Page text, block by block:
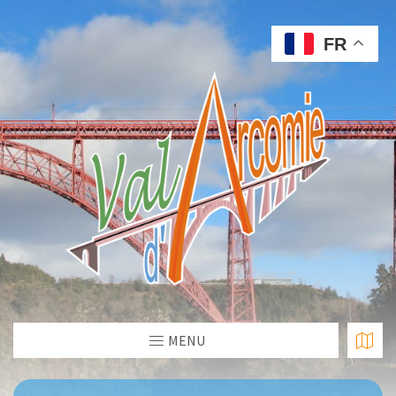
MENU
FR